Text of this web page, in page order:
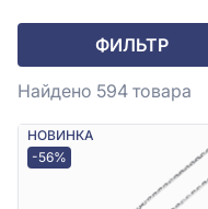
ФИЛЬТР
Найдено 594 товара
НОВИНКА
-56%